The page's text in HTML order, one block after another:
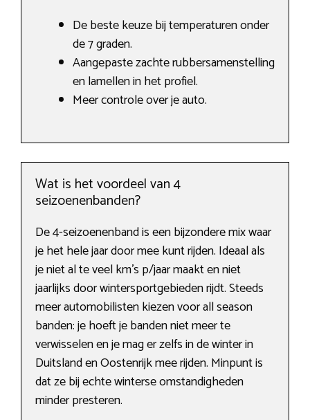
De beste keuze bij temperaturen onder
de 7 graden.
Aangepaste zachte rubbersamenstelling
en lamellen in het profiel.
Meer controle over je auto.
Wat is het voordeel van 4
seizoenenbanden?
De 4-seizoenenband is een bijzondere mix waar
je het hele jaar door mee kunt rijden. Ideaal als
je niet al te veel km’s p/jaar maakt en niet
jaarlijks door wintersportgebieden rijdt. Steeds
meer automobilisten kiezen voor all season
banden: je hoeft je banden niet meer te
verwisselen en je mag er zelfs in de winter in
Duitsland en Oostenrijk mee rijden. Minpunt is
dat ze bij echte winterse omstandigheden
minder presteren.